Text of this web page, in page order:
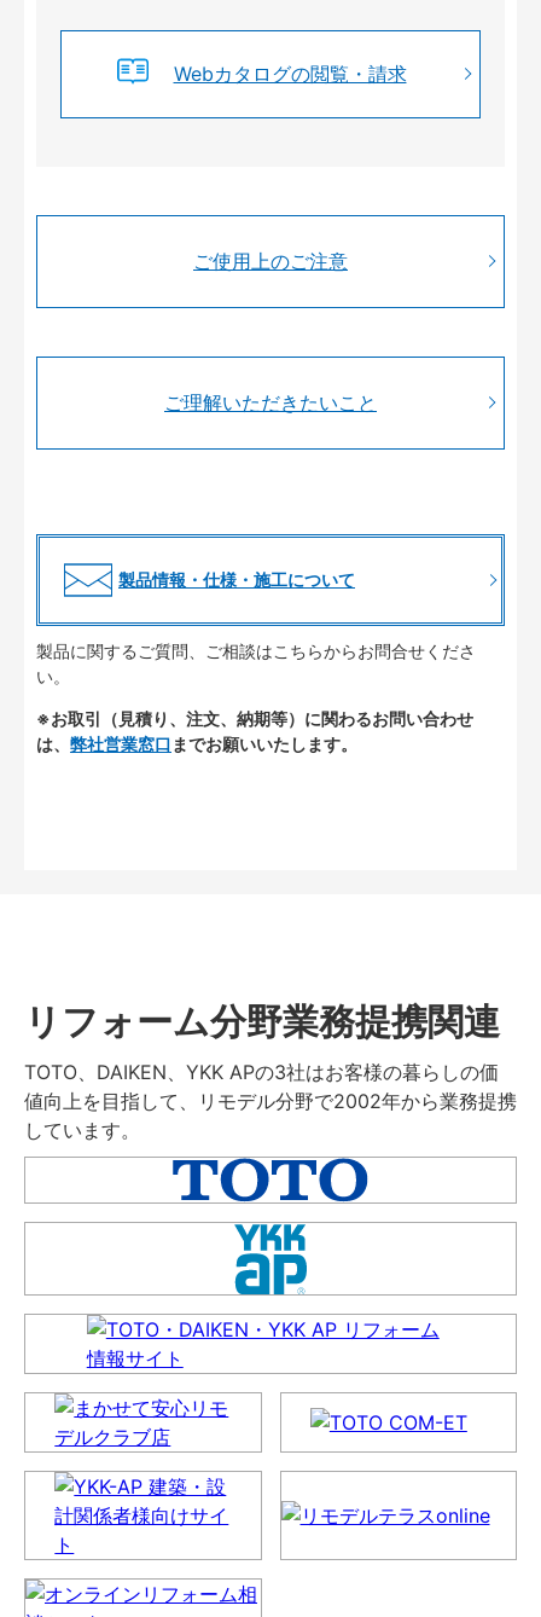
Webカタログの閲覧・請求
ご使用上のご注意
ご理解いただきたいこと
製品情報・仕様・施工について
製品に関するご質問、ご相談はこちらからお問合せくださ
い。
※お取引（見積り、注文、納期等）に関わるお問い合わせ
は、 弊社営業窓口 までお願いいたします。
リフォーム分野業務提携関連
TOTO、DAIKEN、YKK APの3社はお客様の暮らしの価
値向上を目指して、リモデル分野で2002年から業務提携
しています。